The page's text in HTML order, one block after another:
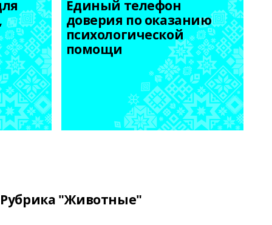
Единый телефон
доверия по оказанию
психологической
помощи
Рубрика "Животные"